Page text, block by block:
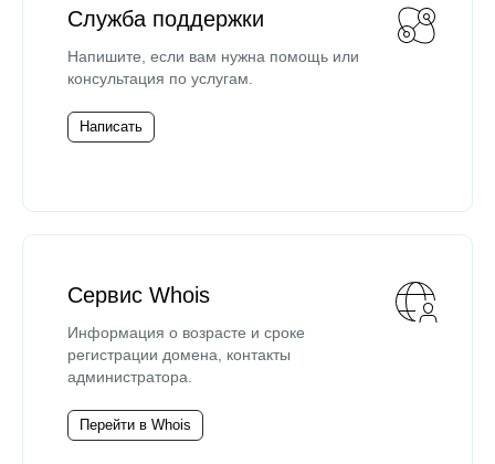
Служба поддержки
Напишите, если вам нужна помощь или
консультация по услугам.
Написать
Сервис Whois
Информация о возрасте и сроке
регистрации домена, контакты
администратора.
Перейти в Whois